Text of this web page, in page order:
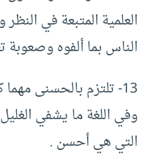
العلمية المتبعة في
الناس بما ألفوه وصعوبة
13- تلتزم بالحسنى
وفي اللغة ما يشفي
التي هي أحسن .